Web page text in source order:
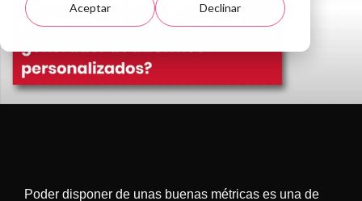
Aceptar Declinar
Poder disponer de unas buenas métricas es una de